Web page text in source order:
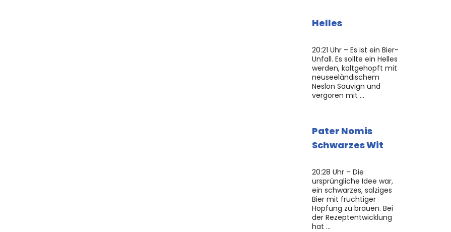
Helles
20:21 Uhr – Es ist ein Bier-
Unfall. Es sollte ein Helles
werden, kaltgehopft mit
neuseeländischem
Neslon Sauvign und
vergoren mit …
Pater Nomis
Schwarzes Wit
20:28 Uhr – Die
ursprüngliche Idee war,
ein schwarzes, salziges
Bier mit fruchtiger
Hopfung zu brauen. Bei
der Rezeptentwicklung
hat …